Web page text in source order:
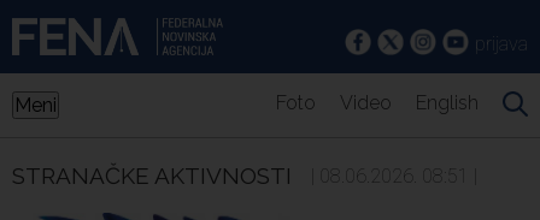
prijava
Meni Foto Video English
STRANAČKE AKTIVNOSTI | 08.06.2026. 08:51 |